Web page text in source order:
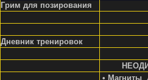
Грим для позирования
Дневник тренировок
• Магниты